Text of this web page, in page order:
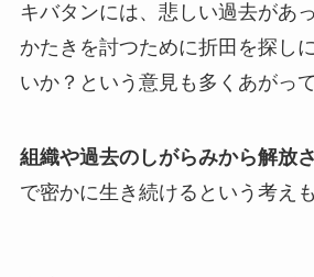
キバタンには、悲しい過去があ
かたきを討つために折田を探し
いか？という意見も多くあがっ
組織や過去のしがらみから解放
で密かに生き続けるという考え